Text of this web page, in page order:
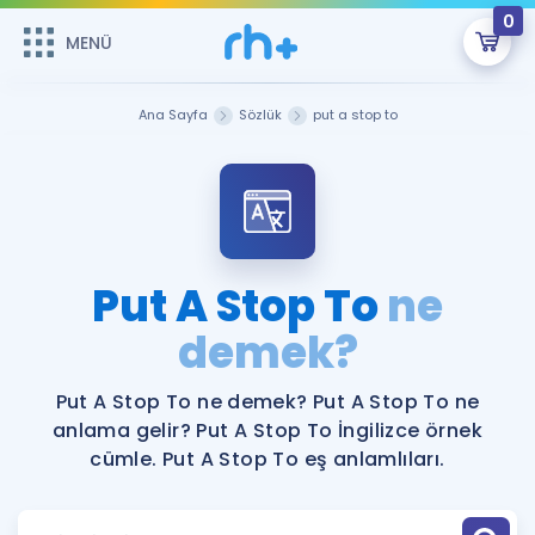
MENÜ
0
Şifremi Hatırlamıyorum
Sepetin Şu An Boş.
Remzi Hoca ile seni sınava hazırlayacak onlarca eğitim seni
bekliyor!
MENÜ
Katılımcı Görüşleri
Faydalı Araçlar
Ücretsiz Kaynaklar
İngilizce Gramer
Ana Sayfa Sözlük put a stop to
Put A Stop Tone
demek?
Put A Stop To ne demek? Put A Stop To ne
anlama gelir? Put A Stop To İngilizce örnek
cümle. Put A Stop To eş anlamlıları.